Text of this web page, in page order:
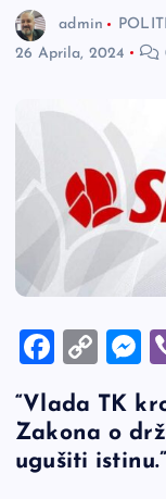
admin
26 Aprila, 2024
F
c
e
C
p
y
n
“Vlada TK
Zakona o
ugušiti istinu.”